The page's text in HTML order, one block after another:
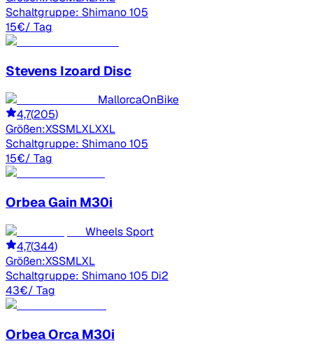
Schaltgruppe: Shimano 105
15€/ Tag
Stevens Izoard Disc
MallorcaOnBike
4,7(205)
Größen:XSSMLXLXXL
Schaltgruppe: Shimano 105
15€/ Tag
OrbeaGain M30i
Wheels Sport
4,7(344)
Größen:XSSMLXL
Schaltgruppe: Shimano 105 Di2
43€/ Tag
OrbeaOrca M30i